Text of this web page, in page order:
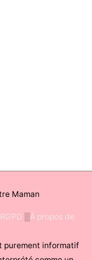
Maman
░À propos de
purement informatif